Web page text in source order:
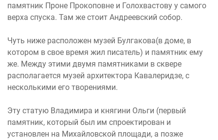
памятник Проне Прокоповне и Голохвастову у самого
верха спуска. Там же стоит Андреевский собор.
Чуть ниже расположен музей Булгакова(в доме, в
котором в свое время жил писатель) и памятник ему
же. Между этими двумя памятниками в сквере
располагается музей архитектора Кавалеридзе, с
несколькими его творениями.
Эту статую Владимира и княгини Ольги (первый
памятник, который был им спроектирован и
установлен на Михайловской площади, а позже